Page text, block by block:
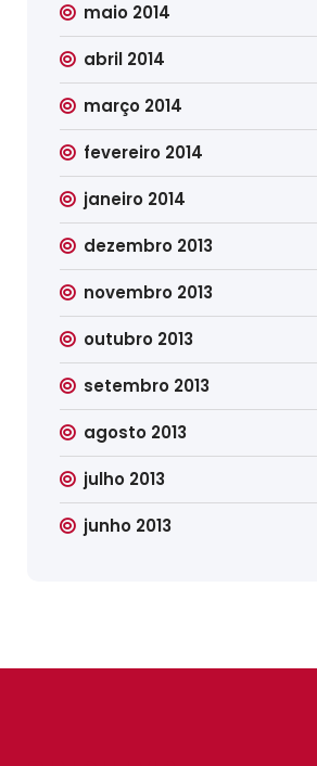
maio 2014
abril 2014
março 2014
fevereiro 2014
janeiro 2014
dezembro 2013
novembro 2013
outubro 2013
setembro 2013
agosto 2013
julho 2013
junho 2013